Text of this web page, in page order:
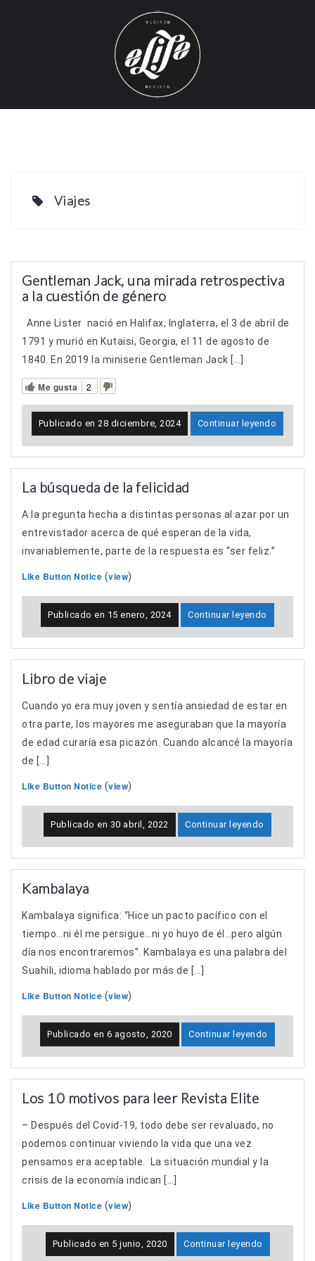
Viajes
Gentleman Jack, una mirada retrospectiva
a la cuestión de género
Anne Lister nació en Halifax, Inglaterra, el 3 de abril de
1791 y murió en Kutaisi, Georgia, el 11 de agosto de
1840. En 2019 la miniserie Gentleman Jack […]
Me gusta 2
Publicado en28 diciembre, 2024 Continuar leyendo
La búsqueda de la felicidad
A la pregunta hecha a distintas personas al azar por un
entrevistador acerca de qué esperan de la vida,
invariablemente, parte de la respuesta es “ser feliz.”
Like Button Notice (view)
Publicado en 15 enero, 2024 Continuar leyendo
Libro de viaje
Cuando yo era muy joven y sentía ansiedad de estar en
otra parte, los mayores me aseguraban que la mayoría
de edad curaría esa picazón. Cuando alcancé la mayoría
de […]
Like Button Notice (view)
Publicado en 30 abril, 2022 Continuar leyendo
Kambalaya
Kambalaya significa: “Hice un pacto pacífico con el
tiempo…ni él me persigue…ni yo huyo de él…pero algún
día nos encontraremos”. Kambalaya es una palabra del
Suahili, idioma hablado por más de […]
Like Button Notice (view)
Publicado en 6 agosto, 2020 Continuar leyendo
Los 10 motivos para leer Revista Elite
– Después del Covid-19, todo debe ser revaluado, no
podemos continuar viviendo la vida que una vez
pensamos era aceptable. La situación mundial y la
crisis de la economía indican […]
Like Button Notice (view)
Publicado en 5 junio, 2020 Continuar leyendo